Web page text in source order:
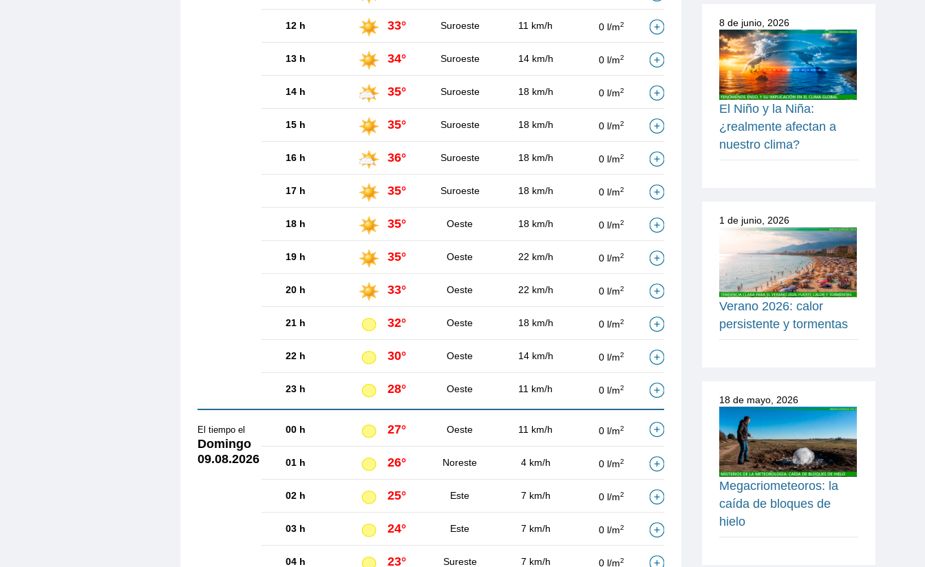
12 h 33° Suroeste 11 km/h 0 l/m2
13 h 34° Suroeste 14 km/h 0 l/m2
14 h 35° Suroeste 18 km/h 0 l/m2
15 h 35° Suroeste 18 km/h 0 l/m2
16 h 36° Suroeste 18 km/h 0 l/m2
17 h 35° Suroeste 18 km/h 0 l/m2
18 h 35° Oeste 18 km/h 0 l/m2
19 h 35° Oeste 22 km/h 0 l/m2
20 h 33° Oeste 22 km/h 0 l/m2
21 h 32° Oeste 18 km/h 0 l/m2
22 h 30° Oeste 14 km/h 0 l/m2
23 h 28° Oeste 11 km/h 0 l/m2
El tiempo el
Domingo
09.08.2026
00 h 27° Oeste 11 km/h 0 l/m2
01 h 26° Noreste 4 km/h 0 l/m2
02 h 25° Este 7 km/h 0 l/m2
03 h 24° Este 7 km/h 0 l/m2
04 h 23° Sureste 7 km/h 0 l/m2
8 de junio, 2026
El Niño y la Niña:
¿realmente afectan a
nuestro clima?
1 de junio, 2026
Verano 2026: calor
persistente y tormentas
18 de mayo, 2026
Megacriometeoros: la
caída de bloques de
hielo